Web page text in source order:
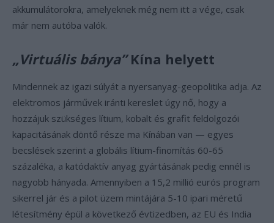
akkumulátorokra, amelyeknek még nem itt a vége, csak
már nem autóba valók.
„Virtuális bánya”Kína helyett
Mindennek az igazi súlyát a nyersanyag-geopolitika adja. Az
elektromos járművek iránti kereslet úgy nő, hogy a
hozzájuk szükséges lítium, kobalt és grafit feldolgozói
kapacitásának döntő része ma Kínában van — egyes
becslések szerint a globális lítium-finomítás 60-65
százaléka, a katódaktív anyag gyártásának pedig ennél is
nagyobb hányada. Amennyiben a 15,2 millió eurós program
sikerrel jár és a pilot üzem mintájára 5-10 ipari méretű
létesítmény épül a következő évtizedben, az EU és India